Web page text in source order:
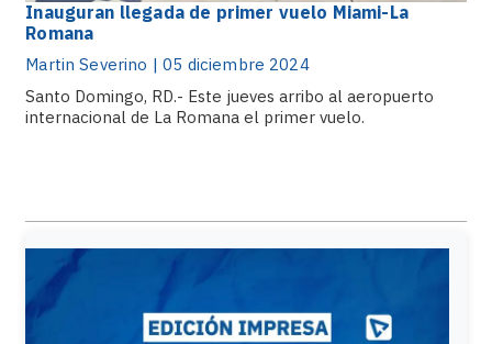
Inauguran llegada de primer vuelo Miami-La
Romana
Martin Severino | 05 diciembre 2024
Santo Domingo, RD.- Este jueves arribo al aeropuerto
internacional de La Romana el primer vuelo.